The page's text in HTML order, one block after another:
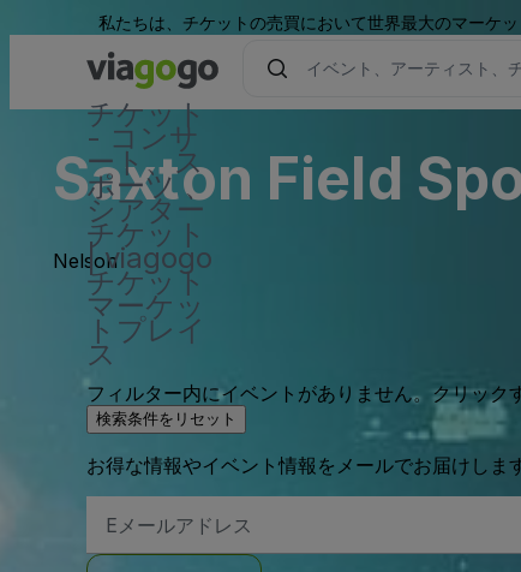
私たちは、チケットの売買において世界最大のマーケ
チケット
- コンサ
ート、ス
ポーツ 、
シアター
チケット
| viagogo
チケット
マーケッ
トプレイ
ス
Saxton Field
Nelson
フィルター内にイベントがありません。クリック
検索条件をリセット
お得な情報やイベント情報をメールでお届けしま
メ